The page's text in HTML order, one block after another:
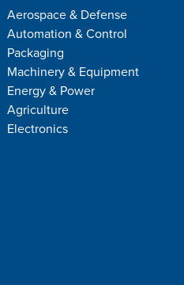
Aerospace & Defense
Automation & Control
Packaging
Machinery & Equipment
Energy & Power
Agriculture
Electronics